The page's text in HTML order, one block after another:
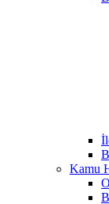
Kamu